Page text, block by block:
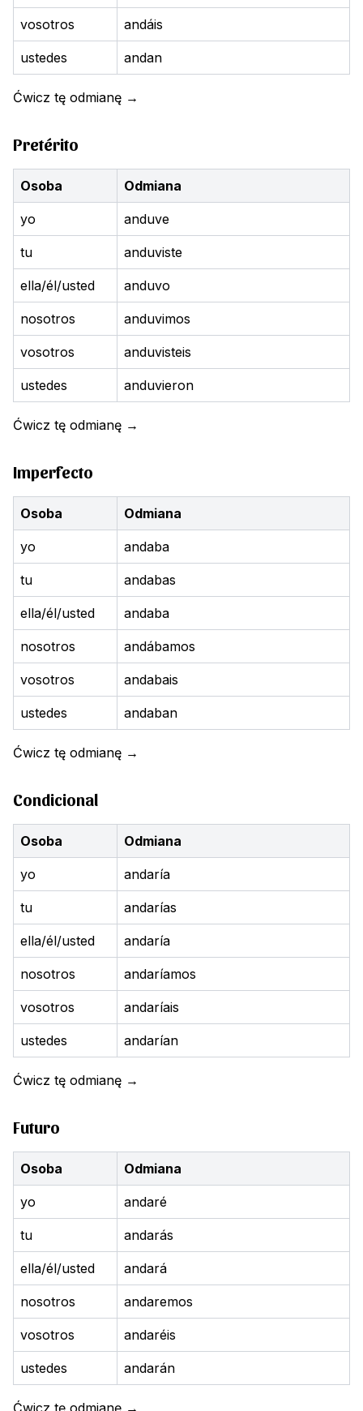
vosotros andáis
ustedes andan
Ćwicz tę odmianę →
Pretérito
Osoba Odmiana
yo anduve
tu anduviste
ella/él/usted anduvo
nosotros anduvimos
vosotros anduvisteis
ustedes anduvieron
Ćwicz tę odmianę →
Imperfecto
Osoba Odmiana
yo andaba
tu andabas
ella/él/usted andaba
nosotros andábamos
vosotros andabais
ustedes andaban
Ćwicz tę odmianę →
Condicional
Osoba Odmiana
yo andaría
tu andarías
ella/él/usted andaría
nosotros andaríamos
vosotros andaríais
ustedes andarían
Ćwicz tę odmianę →
Futuro
Osoba Odmiana
yo andaré
tu andarás
ella/él/usted andará
nosotros andaremos
vosotros andaréis
ustedes andarán
Ćwicz tę odmianę →